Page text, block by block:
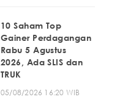
10 Saham Top
Gainer Perdagangan
Rabu 5 Agustus
2026, Ada SLIS dan
TRUK
05/08/2026 16:20 WIB